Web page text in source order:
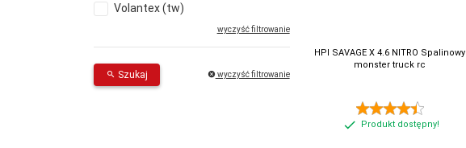
Volantex (tw)
wyczyść filtrowanie
Szukaj wyczyść filtrowanie
HPI SAVAGE X 4.6 NITRO Spalinowy
monster truck rc
Produkt dostępny!